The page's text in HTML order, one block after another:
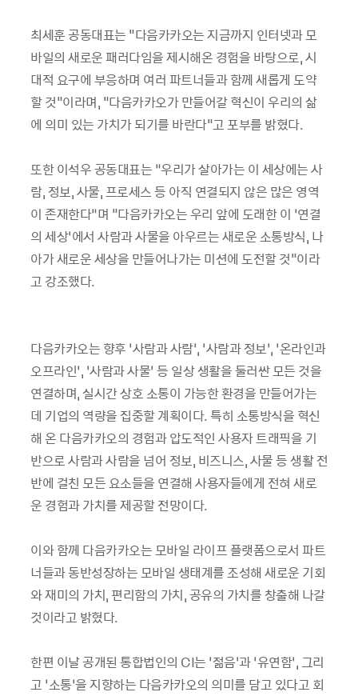
최세훈 공동대표는 "다음카카오는 지금까지 인터넷과 모
바일의 새로운 패러다임을 제시해온 경험을 바탕으로, 시
대적 요구에 부응하며 여러 파트너들과 함께 새롭게 도약
할 것"이라며, "다음카카오가 만들어갈 혁신이 우리의 삶
에 의미 있는 가치가 되기를 바란다"고 포부를 밝혔다.
또한 이석우 공동대표는 “우리가 살아가는 이 세상에는 사
람, 정보, 사물, 프로세스 등 아직 연결되지 않은 많은 영역
이 존재한다”며 "다음카카오는 우리 앞에 도래한 이 ‘연결
의 세상’에서 사람과 사물을 아우르는 새로운 소통방식, 나
아가 새로운 세상을 만들어나가는 미션에 도전할 것"이라
고 강조했다.
다음카카오는 향후 ‘사람과 사람’, ‘사람과 정보’, ‘온라인과
오프라인’, ‘사람과 사물’ 등 일상 생활을 둘러싼 모든 것을
연결하며, 실시간 상호 소통이 가능한 환경을 만들어가는
데 기업의 역량을 집중할 계획이다. 특히 소통방식을 혁신
해 온 다음카카오의 경험과 압도적인 사용자 트래픽을 기
반으로 사람과 사람을 넘어 정보, 비즈니스, 사물 등 생활 전
반에 걸친 모든 요소들을 연결해 사용자들에게 전혀 새로
운 경험과 가치를 제공할 전망이다.
이와 함께 다음카카오는 모바일 라이프 플랫폼으로서 파트
너들과 동반성장하는 모바일 생태계를 조성해 새로운 기회
와 재미의 가치, 편리함의 가치, 공유의 가치를 창출해 나갈
것이라고 밝혔다.
한편 이날 공개된 통합법인의 CI는 ‘젊음’과 ‘유연함’, 그리
고 ‘소통’을 지향하는 다음카카오의 의미를 담고 있다고 회